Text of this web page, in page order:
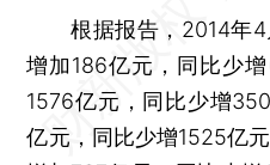
根据报告，2014年4
增加186亿元，同比少
1576亿元，同比少增
亿元，同比少增1525亿